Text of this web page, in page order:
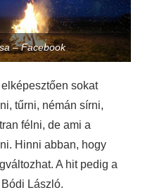
– Facebook
sokat
tűrni, némán sírni,
félni, de ami a
Hinni abban, hogy
A hit pedig a
László.